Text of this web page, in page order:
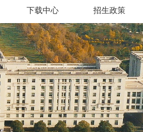
下载中心 招生政策